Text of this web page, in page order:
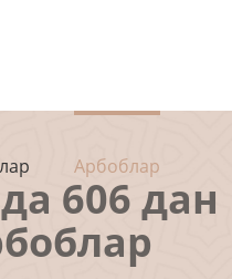
Арбоблар
606 дан